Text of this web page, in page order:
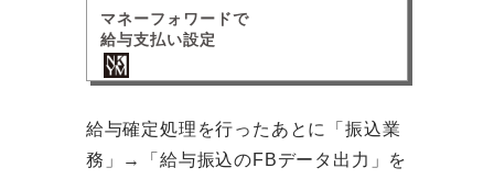
マネーフォワードで
給与支払い設定
給与確定処理を行ったあとに「振込業
務」→「給与振込のFBデータ出力」を